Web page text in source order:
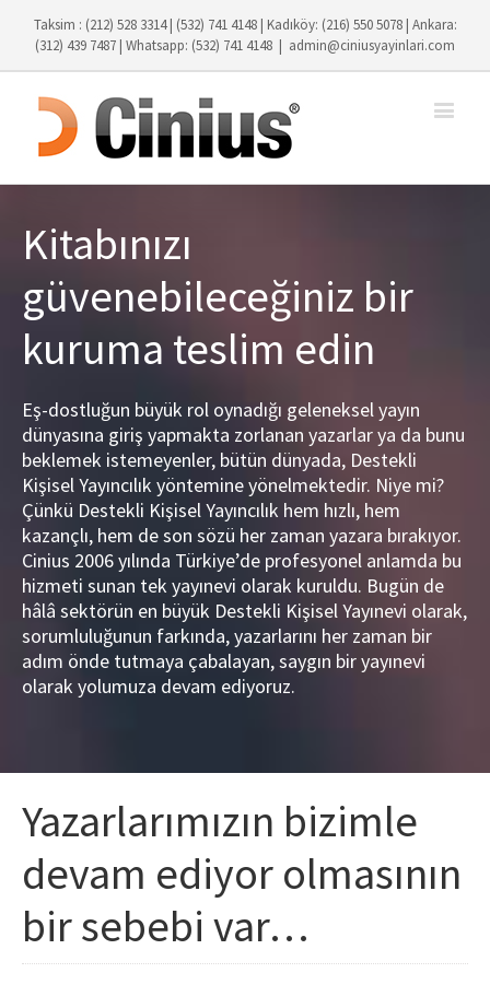
Taksim : (212) 528 3314 | (532) 741 4148 | Kadıköy: (216) 550 5078 | Ankara:
(312) 439 7487 | Whatsapp: (532) 741 4148 | admin@ciniusyayinlari.com
Kitabınızı
güvenebileceğiniz bir
kuruma teslim edin
Eş-dostluğun büyük rol oynadığı geleneksel yayın
dünyasına giriş yapmakta zorlanan yazarlar ya da bunu
beklemek istemeyenler, bütün dünyada, Destekli
Kişisel Yayıncılık yöntemine yönelmektedir. Niye mi?
Çünkü Destekli Kişisel Yayıncılık hem hızlı, hem
kazançlı, hem de son sözü her zaman yazara bırakıyor.
Cinius 2006 yılında Türkiye’de profesyonel anlamda bu
hizmeti sunan tek yayınevi olarak kuruldu. Bugün de
hâlâ sektörün en büyük Destekli Kişisel Yayınevi olarak,
sorumluluğunun farkında, yazarlarını her zaman bir
adım önde tutmaya çabalayan, saygın bir yayınevi
olarak yolumuza devam ediyoruz.
Yazarlarımızın bizimle
devam ediyor olmasının
bir sebebi var…